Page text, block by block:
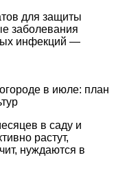
для защиты
заболевания
инфекций —
в июле: план
в саду и
растут,
нуждаются в